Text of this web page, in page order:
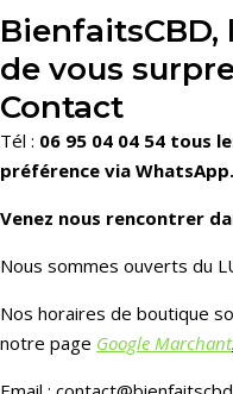
BienfaitsCBD,
de vous
Contact
Tél : 06 95 04 04 54 tous
préférence via WhatsApp.
Venez nous rencontrer
Nous sommes ouverts du
Nos horaires de boutique
notre page Google Marchant.